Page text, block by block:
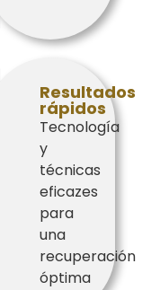
Resultados
rápidos
Tecnología
y
técnicas
eficazes
para
una
recuperación
óptima